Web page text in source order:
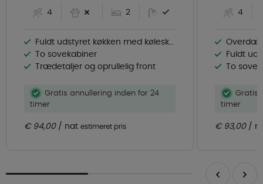
4
2
Fuldt udstyret køkken med køleskab
To sovekabiner
Trædetaljer og oprullelig front
Gratis annullering inden for 24
timer
€ 94,00 nat estimeret pris
4
Fuldt
To
Gratis
timer
€ 93,00